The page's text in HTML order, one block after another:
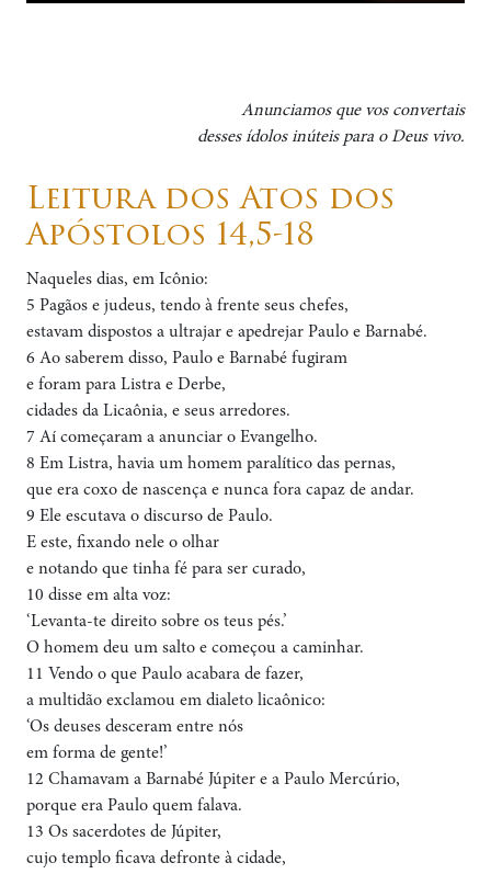
Anunciamos que vos convertais
desses ídolos inúteis para o Deus vivo.
Leitura dos Atos dos
Apóstolos 14,5-18
Naqueles dias, em Icônio:
5 Pagãos e judeus, tendo à frente seus chefes,
estavam dispostos a ultrajar e apedrejar Paulo e Barnabé.
6 Ao saberem disso, Paulo e Barnabé fugiram
e foram para Listra e Derbe,
cidades da Licaônia, e seus arredores.
7 Aí começaram a anunciar o Evangelho.
8 Em Listra, havia um homem paralítico das pernas,
que era coxo de nascença e nunca fora capaz de andar.
9 Ele escutava o discurso de Paulo.
E este, fixando nele o olhar
e notando que tinha fé para ser curado,
10 disse em alta voz:
‘Levanta-te direito sobre os teus pés.’
O homem deu um salto e começou a caminhar.
11 Vendo o que Paulo acabara de fazer,
a multidão exclamou em dialeto licaônico:
‘Os deuses desceram entre nós
em forma de gente!’
12 Chamavam a Barnabé Júpiter e a Paulo Mercúrio,
porque era Paulo quem falava.
13 Os sacerdotes de Júpiter,
cujo templo ficava defronte à cidade,